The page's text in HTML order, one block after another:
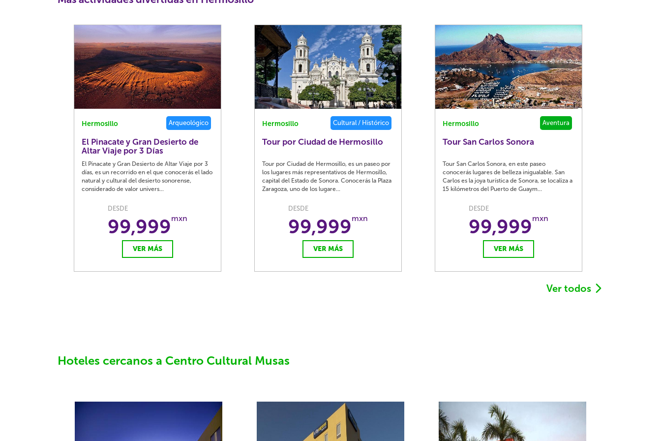
Hermosillo Arqueológico
El Pinacate y Gran Desierto de
Altar Viaje por 3 Días
El Pinacate y Gran Desierto de Altar Viaje por 3
días, es un recorrido en el que conocerás el lado
natural y cultural del desierto sonorense,
considerado de valor univers...
DESDE
99,999mxn
VER MÁS
Hermosillo Cultural / Histórico
Tour por Ciudad de Hermosillo
Tour por Ciudad de Hermosillo, es un paseo por
los lugares más representativos de Hermosillo,
capital del Estado de Sonora. Conocerás la Plaza
Zaragoza, uno de los lugare...
DESDE
99,999mxn
VER MÁS
Hermosillo Aventura
Tour San Carlos Sonora
Tour San Carlos Sonora, en este paseo
conocerás lugares de belleza inigualable. San
Carlos es la joya turística de Sonora, se localiza a
15 kilómetros del Puerto de Guaym...
DESDE
99,999mxn
VER MÁS
Ver todos
Hoteles cercanos a Centro Cultural Musas